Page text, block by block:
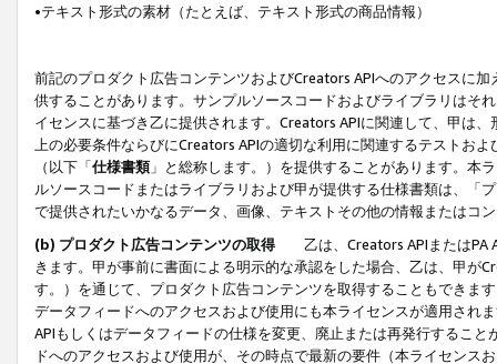
•テキスト形式の素材（たとえば、テキスト形式の商品情報）
前記のプロダクト広告コンテンツおよびCreators APIへのアクセスに
供することがあります。サンプルソースコードおよびライブラリはそ
イセンスに基づき乙に提供されます。Creators APIに関連して、甲は
上の必要条件ならびにCreators APIの適切な利用に関連するテストお
（以下「仕様書類」と総称します。）を提供することがあります。本
ルソースコードまたはライブラリおよび甲が提供する仕様書類は、「
で提供されたいかなるデータ、画像、テキストその他の情報またはコ
(b) プロダクト広告コンテンツの取得
乙は、Creators APIまたはPA
きます。甲が事前に書面による明示的な承認をした場合、乙は、甲が
す。）を通じて、プロダクト広告コンテンツを取得することもできま
データフィードへのアクセスおよび使用にも本ライセンスが適用され
APIもしくはデータフィードの仕様を変更、廃止または再発行するこ
ドへのアクセスおよび使用が、その時点で最新の要件（本ライセン